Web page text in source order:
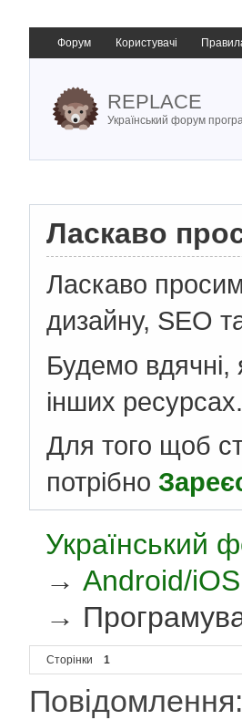
Форум Користувачі
REPLACE
Український форум
Ласкаво
Ласкаво
дизайну, SEO
Будемо
інших ресурсах.
Для того щоб
потрібно
Український
→Android/
→
Сторінки 1